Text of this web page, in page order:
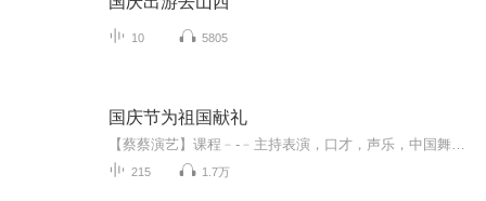
10 5805
国庆节为祖国献礼
215 1.7万